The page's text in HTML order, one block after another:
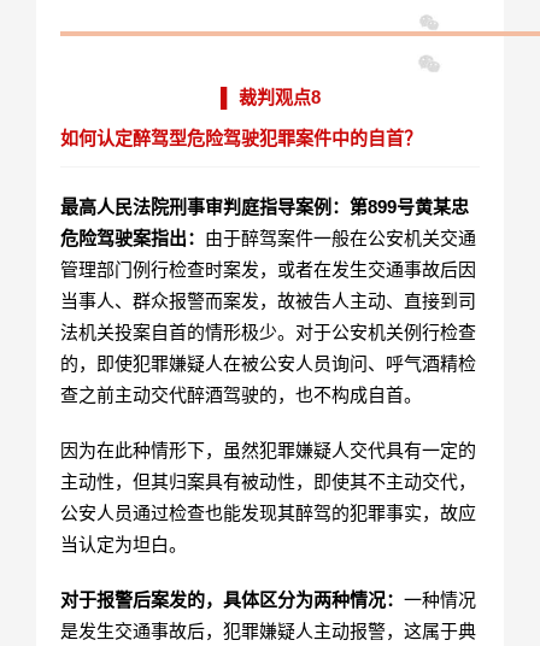
▌ 裁判观点8
如何认定醉驾型危险驾驶犯罪案件中的自首？
最高人民法院刑事审判庭指导案例：第899号黄某忠
危险驾驶案指出： 由于醉驾案件一般在公安机关交通
管理部门例行检查时案发，或者在发生交通事故后因
当事人、群众报警而案发，故被告人主动、直接到司
法机关投案自首的情形极少。对于公安机关例行检查
的，即使犯罪嫌疑人在被公安人员询问、呼气酒精检
查之前主动交代醉酒驾驶的，也不构成自首。
因为在此种情形下，虽然犯罪嫌疑人交代具有一定的
主动性，但其归案具有被动性，即使其不主动交代，
公安人员通过检查也能发现其醉驾的犯罪事实，故应
当认定为坦白。
对于报警后案发的，具体区分为两种情况： 一种情况
是发生交通事故后，犯罪嫌疑人主动报警，这属于典